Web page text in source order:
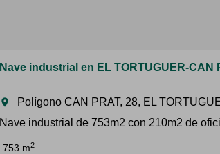
Nave industrial en EL TORTUGUER-CAN
room
Polígono CAN PRAT, 28, EL
Nave industrial de 753m2 con 210m2 de
753 m2